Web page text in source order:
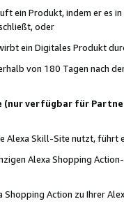
ein Produkt, indem er es
oder
ein Digitales Produkt
von 180 Tagen nach
(nur verfügbar für
Alexa Skill-Site nutzt, führt
Alexa Shopping
Action zu Ihrer